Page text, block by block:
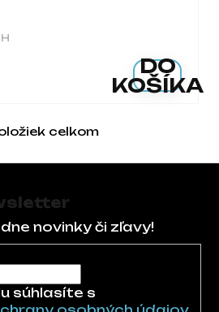
DO
KOŠÍKA
Ovládacie prvky
celkom
novinky či zľavy!
súhlasíte s